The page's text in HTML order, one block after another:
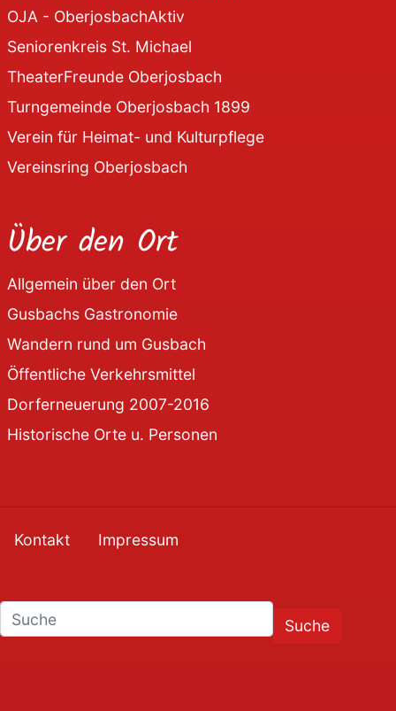
OJA - OberjosbachAktiv
Seniorenkreis St. Michael
TheaterFreunde Oberjosbach
Turngemeinde Oberjosbach 1899
Verein für Heimat- und Kulturpflege
Vereinsring Oberjosbach
Über den Ort
Allgemein über den Ort
Gusbachs Gastronomie
Wandern rund um Gusbach
Öffentliche Verkehrsmittel
Dorferneuerung 2007-2016
Historische Orte u. Personen
Kontakt Impressum